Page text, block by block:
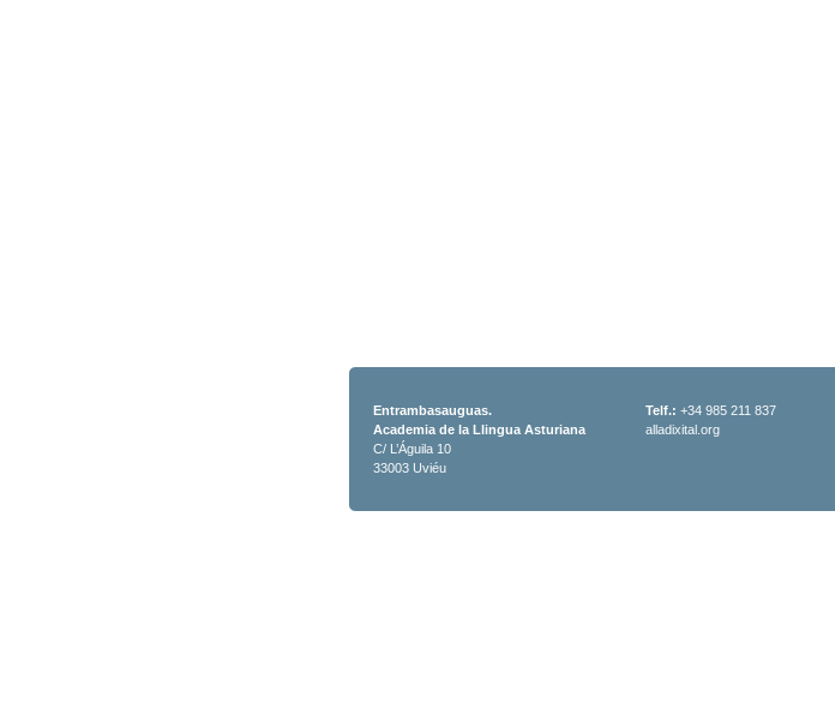
Entrambasauguas.
Academia de la Llingua Asturiana
C/ L’Águila 10
33003 Uviéu
Telf.: +34 985 211 837
alladixital.org